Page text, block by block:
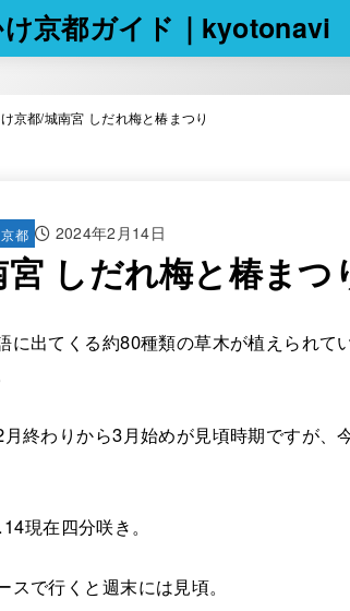
京都ガイド｜kyotonavi
京都 城南宮 しだれ梅と椿まつり
都 2024年2月14日
しだれ梅と椿まつ
に出てくる約80種類の草木が植えられて
終わりから3月始めが見頃時期ですが、
現在四分咲き。
スで行くと週末には見頃。